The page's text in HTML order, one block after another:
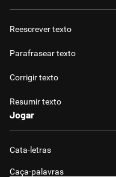
Reescrever texto
Parafrasear texto
Corrigir texto
Resumir texto
Jogar
Cata-letras
Caça-palavras